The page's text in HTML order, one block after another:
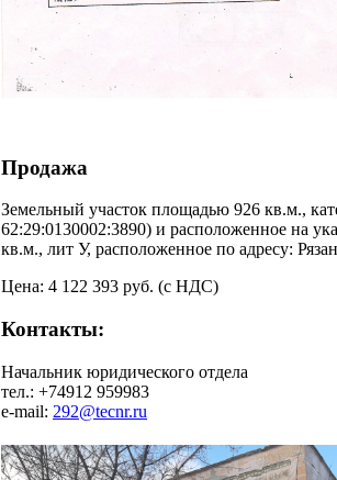
Продажа
Земельный участок площадью 926 кв.м.,
62:29:0130002:3890) и расположенное на
кв.м., лит У, расположенное по адресу:
Цена: 4 122 393 руб. (с НДС)
Контакты:
Начальник юридического отдела
тел.: +74912 959983
e-mail: 292@tecnr.ru